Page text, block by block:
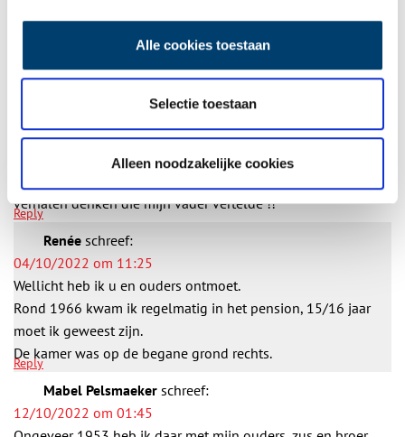
Alle cookies toestaan
Selectie toestaan
Alleen noodzakelijke cookies
Vul deze informatie aan of geef een reactie.
24/04/2022 om 21:29
Mijn familie, heeft daar in 1966 in het pension gewoond
komend uit Indonesië ?? Helaas leven mijn ouders niet
verhalen denken die mijn vader vertelde !!
Reply
Renée schreef:
04/10/2022 om 11:25
Wellicht heb ik u en ouders ontmoet.
Rond 1966 kwam ik regelmatig in het pension, 15/16 jaar
moet ik geweest zijn.
De kamer was op de begane grond rechts.
Reply
Mabel Pelsmaeker schreef:
12/10/2022 om 01:45